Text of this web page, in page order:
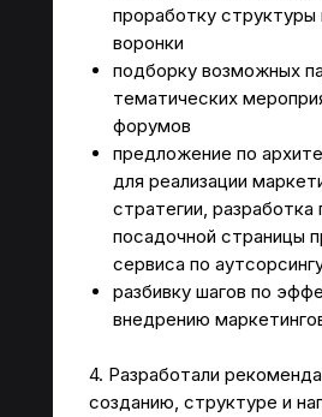
проработку структуры
воронки
подборку возможных
тематических
форумов
предложение по
для реализации
стратегии, разработка
посадочной страницы
сервиса по
разбивку шагов по
внедрению
4. Разработали
созданию, структуре и
Блог
Оставить заявку
ООО "ПРО М8"
МАРКЕТИНГОВОЕ
Пригласить агентство в тендер Заказать